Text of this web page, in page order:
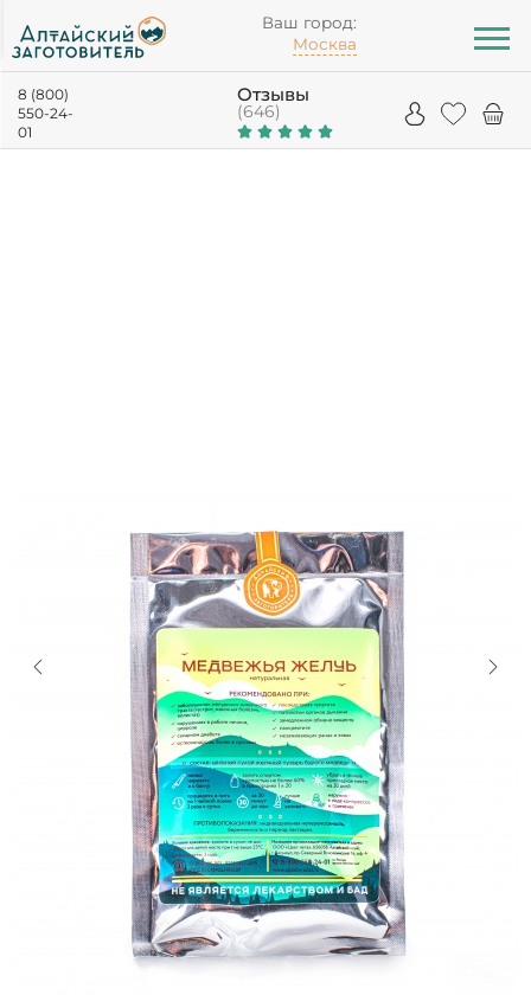
Ваш город:
Москва
8 (800)
550-24-
01
Отзывы
(646)